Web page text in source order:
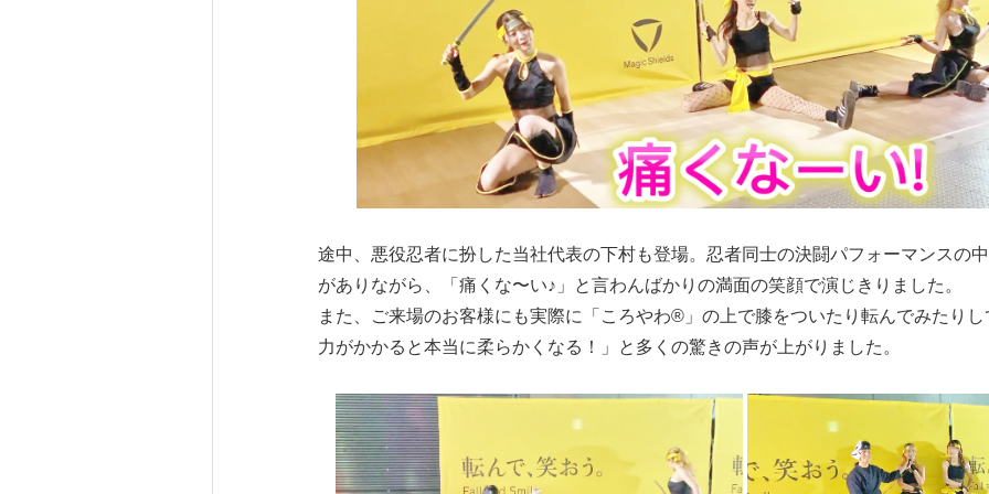
途中、悪役忍者に扮した当社代表の下村も登場。忍者同士の決闘パフォーマンスの
がありながら、「痛くな〜い♪」と言わんばかりの満面の笑顔で演じきりました。
また、ご来場のお客様にも実際に「ころやわ®」の上で膝をついたり転んでみたり
力がかかると本当に柔らかくなる！」と多くの驚きの声が上がりました。